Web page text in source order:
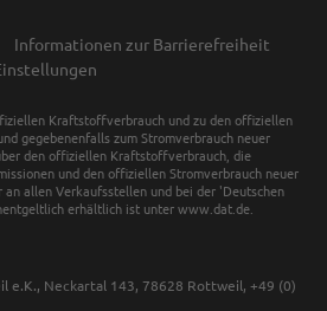
Informationen zur Barrierefreiheit
Kraftstoffverbrauch und zu den offiziellen
gegebenenfalls zum Stromverbrauch neuer
den offiziellen Kraftstoffverbrauch, die
und den offiziellen Stromverbrauch neuer
an allen Verkaufsstellen und bei der 'Deutschen
erhältlich ist unter www.dat.de.
e.K., Neckartal 143, 78628 Rottweil, +49 (0)